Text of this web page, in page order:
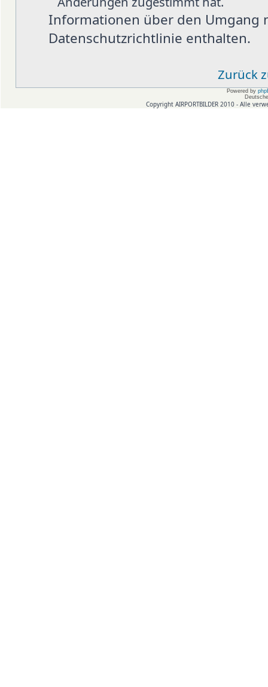
Informationen über den Umgang
Datenschutzrichtlinie enthalten.
Zurück
Powered by
Copyright AIRPORTBILDER 2010 - Alle